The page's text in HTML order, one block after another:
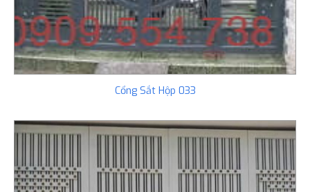
Cổng Sắt Hộp 033